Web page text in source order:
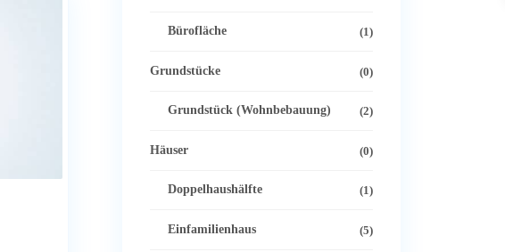
Bürofläche (1)
Grundstücke (0)
Grundstück (Wohnbebauung) (2)
Häuser (0)
Doppelhaushälfte (1)
Einfamilienhaus (5)